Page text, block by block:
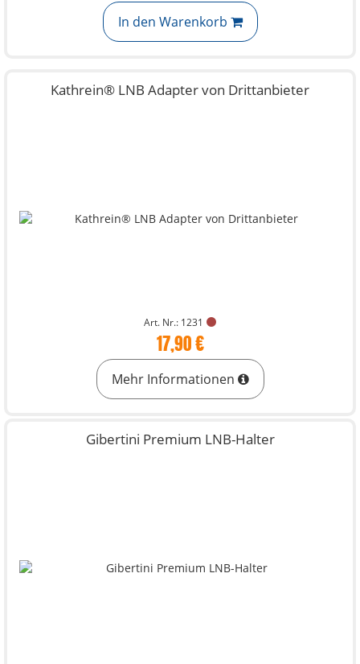
In den Warenkorb
Kathrein® LNB Adapter von Drittanbieter
Art. Nr.: 1231
17,90 €
Mehr Informationen
Gibertini Premium LNB-Halter